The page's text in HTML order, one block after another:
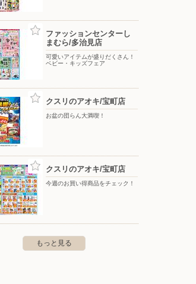
あかのれん/多治見東店
〒507-0023 岐阜県多治見市小田町6-1-4
ファッションセンターし
まむら/多治見店
可愛いアイテムが盛りだくさん！
ベビー・キッズフェア
クスリのアオキ/宝町店
お盆の団らん大満喫！
クスリのアオキ/宝町店
今週のお買い得商品をチェック！
もっと見る